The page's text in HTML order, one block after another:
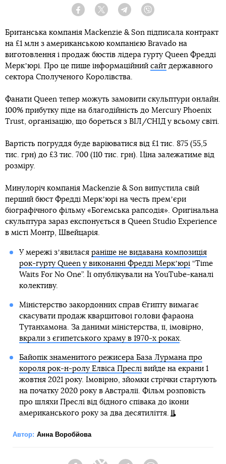
Facebook Twitter Telegram
Британська компанія Mackenzie & Son підписала контракт
на £1 млн з американською компанією Bravado на
виготовлення і продаж бюстів лідера гурту Queen Фредді
Меркʼюрі. Про це пише інформаційний сайт державного
сектора Сполученого Королівства.
Фанати Queen тепер можуть замовити скульптури онлайн.
100% прибутку піде на благодійність до Mercury Phoenix
Trust, організацію, що бореться з ВІЛ/СНІД у всьому світі.
Вартість погруддя буде варіюватися від £1 тис. 875 (55,5
тис. грн) до £3 тис. 700 (110 тис. грн). Ціна залежатиме від
розміру.
Минулоріч компанія Mackenzie & Son випустила свій
перший бюст Фредді Меркʼюрі на честь премʼєри
біографічного фільму «Богемська рапсодія». Оригінальна
скульптура зараз експонується в Queen Studio Experience
в місті Монтр, Швейцарія.
У мережі зʼявилася раніше не видавана композиція
рок-гурту Queen у виконанні Фредді Меркʼюрі“Time
Waits For No One”. Її опублікували на YouTube-каналі
колективу.
Міністерство закордонних справ Єгипту вимагає
скасувати продаж кварцитової голови фараона
Тутанхамона. За даними міністерства, її, імовірно,
вкрали з єгипетського храму в 1970-х роках.
Байопік знаменитого режисера База Лурмана про
короля рок-н-ролу Елвіса Преслівийде на екрани 1
жовтня 2021 року. Імовірно, зйомки стрічки стартують
на початку 2020 року в Австралії. Фільм розповість
про шляхи Преслі від бідного співака до ікони
американського року за два десятиліття.
Автор: Анна Воробйова